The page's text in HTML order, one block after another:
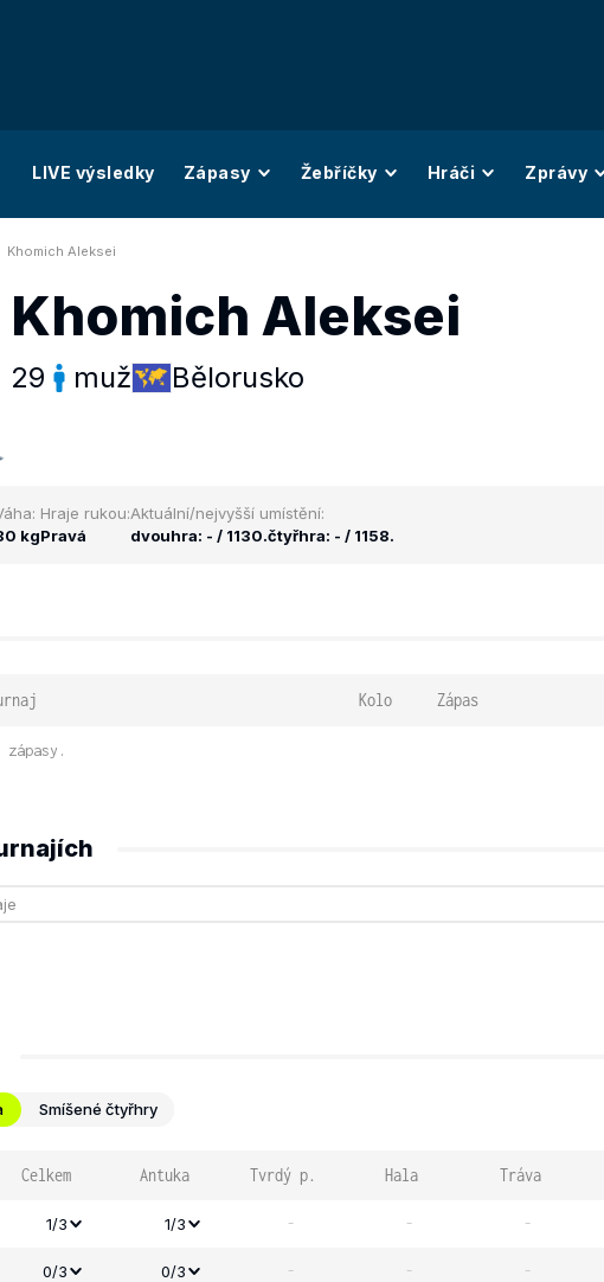
LIVE výsledky Zápasy Žebříčky Hráči Zprávy
Khomich Aleksei
Khomich Aleksei
29 muž Bělorusko
kg
Hraje rukou:
Pravá
Aktuální/nejvyšší umístění:
dvouhra: - / 1130.čtyřhra: - / 1158.
Kolo Zápas
Smíšené čtyřhry
Celkem Antuka Tvrdý p. Hala Tráva
1/3 1/3 - - -
0/3 0/3 - - -